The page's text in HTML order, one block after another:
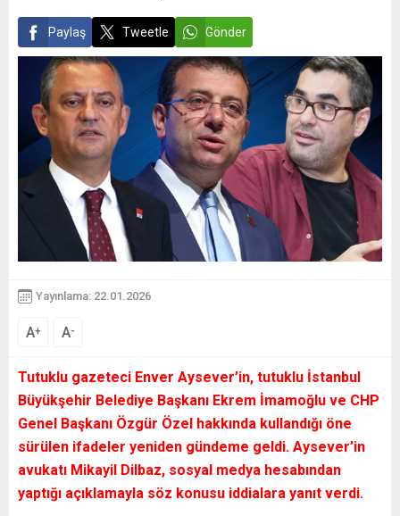
Paylaş Tweetle Gönder
Yayınlama: 22.01.2026
A+ A-
Tutuklu gazeteci Enver Aysever’in, tutuklu İstanbul
Büyükşehir Belediye Başkanı Ekrem İmamoğlu ve CHP
Genel Başkanı Özgür Özel hakkında kullandığı öne
sürülen ifadeler yeniden gündeme geldi. Aysever’in
avukatı Mikayil Dilbaz, sosyal medya hesabından
yaptığı açıklamayla söz konusu iddialara yanıt verdi.